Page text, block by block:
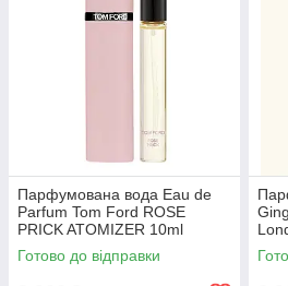
Парфумована вода Eau de
Parfum Tom Ford ROSE
PRICK ATOMIZER 10ml
Готово до відправки